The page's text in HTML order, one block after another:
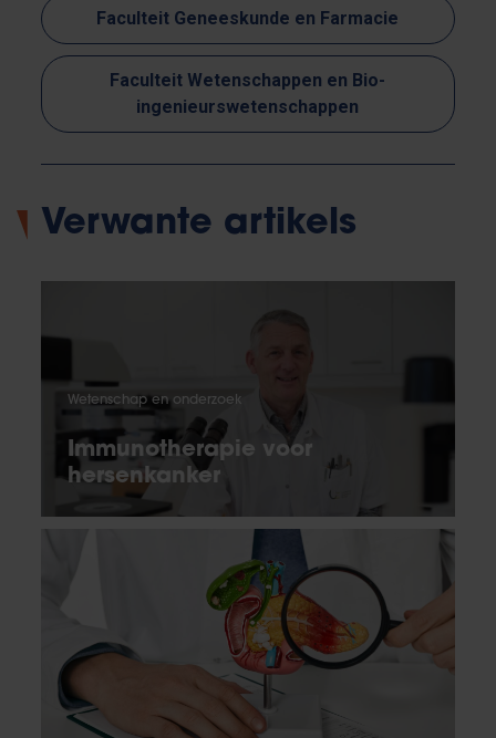
Faculteit Geneeskunde en Farmacie
Faculteit Wetenschappen en Bio-
ingenieurswetenschappen
Verwante artikels
Wetenschap en onderzoek
Immunotherapie voor
hersenkanker